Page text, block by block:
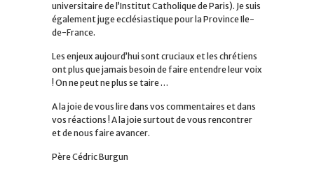
universitaire de l’Institut Catholique de Paris). Je suis
également juge ecclésiastique pour la Province Ile-
de-France.
Les enjeux aujourd’hui sont cruciaux et les chrétiens
ont plus que jamais besoin de faire entendre leur voix
! On ne peut ne plus se taire …
A la joie de vous lire dans vos commentaires et dans
vos réactions ! A la joie surtout de vous rencontrer
et de nous faire avancer.
Père Cédric Burgun